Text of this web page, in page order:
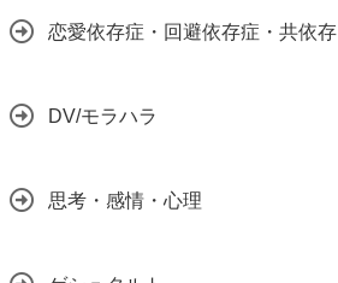
恋愛依存症・回避依存症・共依存
DV/モラハラ
思考・感情・心理